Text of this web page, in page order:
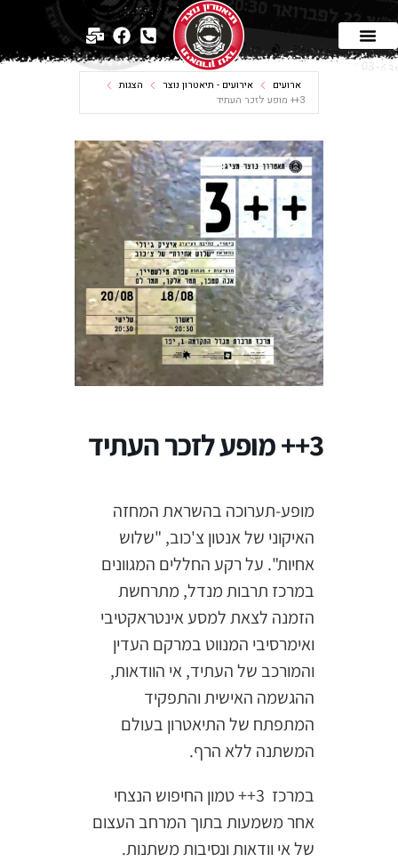
ארועים אירועים - תיאטרון נוצר
הצגות
3++ מופע לזכר העתיד
3++ מופע לזכר העתיד
מופע-תערוכה בהשראת המחזה
האיקוני של אנטון צ'כוב, "שלוש
אחיות". על רקע החללים המגוונים
במרכז תרבות מנדל, מתרחשת
הזמנה לצאת למסע אינטראקטיבי
ואימרסיבי המנווט במרקם העדין
והמורכב של העתיד, אי הוודאות,
ההגשמה האישית והתפקיד
המתפתח של התיאטרון בעולם
המשתנה ללא הרף.
במרכז 3++ טמון החיפוש הנצחי
אחר משמעות בתוך המרחב העצום
של אי וודאות ונסיבות משתנות.